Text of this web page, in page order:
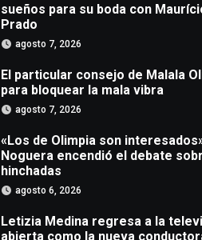
sueños para su boda con
Prado
agosto 7, 2026
El particular consejo de Malala
para bloquear la mala vibra
agosto 7, 2026
«Los de Olimpia son
Noguera encendió el debate
hinchadas
agosto 6, 2026
Letizia Medina regresa a la
abierta como la nueva